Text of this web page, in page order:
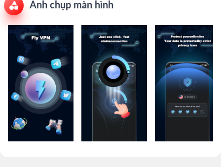
Ảnh chụp màn hình